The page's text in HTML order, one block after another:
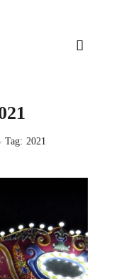
Tag: 2021